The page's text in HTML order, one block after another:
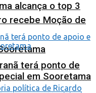
recebe Moção de
alcança o top 3
terá ponto de
em Sooretama